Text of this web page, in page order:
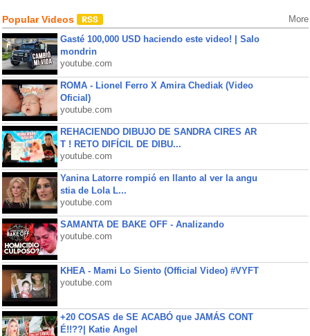
Popular Videos More
Gasté 100,000 USD haciendo este video! | Salo
mondrin
youtube.com
ROMA - Lionel Ferro X Amira Chediak (Video
Oficial)
youtube.com
REHACIENDO DIBUJO DE SANDRA CIRES AR
T ! RETO DIFÍCIL DE DIBU...
youtube.com
Yanina Latorre rompió en llanto al ver la angu
stia de Lola L...
youtube.com
SAMANTA DE BAKE OFF - Analizando
youtube.com
KHEA - Mami Lo Siento (Official Video) #VYFT
youtube.com
+20 COSAS de SE ACABÓ que JAMÁS CONT
É!!??| Katie Angel